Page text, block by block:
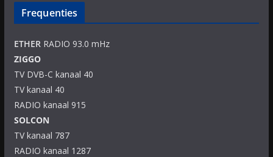
Frequenties
ETHERRADIO 93.0 mHz
ZIGGO
TV DVB-C kanaal 40
TV kanaal 40
RADIO kanaal 915
SOLCON
TV kanaal 787
RADIO kanaal 1287